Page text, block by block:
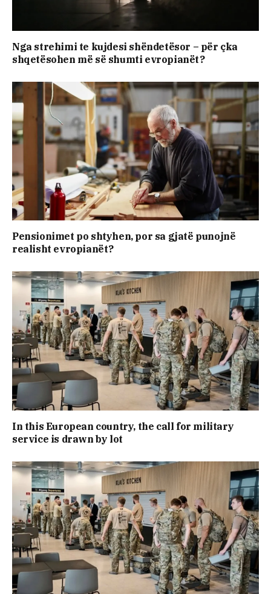
Nga strehimi te kujdesi shëndetësor – për çka
shqetësohen më së shumti evropianët?
Pensionimet po shtyhen, por sa gjatë punojnë
realisht evropianët?
In this European country, the call for military
service is drawn by lot